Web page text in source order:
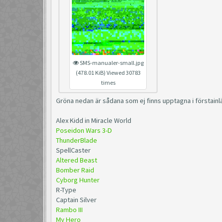
SMS-manualer-small.jpg
(478.01 KiB) Viewed 30783
times
Gröna nedan är sådana som ej finns upptagna i
Alex Kidd in Miracle World
Poseidon Wars 3-D
ThunderBlade
SpellCaster
Altered Beast
Bomber Raid
Cyborg Hunter
R-Type
Captain Silver
Rambo III
My Hero